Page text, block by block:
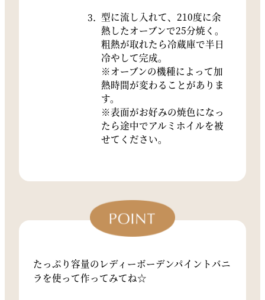
型に流し入れて、210度に余
熱したオーブンで25分焼く。
粗熱が取れたら冷蔵庫で半日
冷やして完成。
※オーブンの機種によって加
熱時間が変わることがありま
す。
※表面がお好みの焼色になっ
たら途中でアルミホイルを被
せてください。
たっぷり容量のレディーボーデンパイントバニ
ラを使って作ってみてね☆